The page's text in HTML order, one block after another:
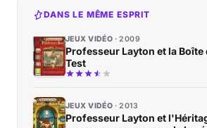
DANS LE MÊME ESPRIT
JEUX VIDÉO 2009
Professeur Layton et la Boîte
Test
JEUX VIDÉO 2013
Professeur Layton et